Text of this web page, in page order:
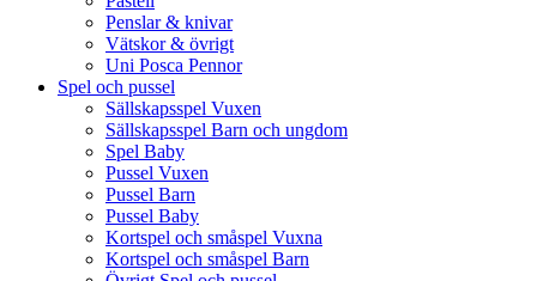
Penslar & knivar
Vätskor & övrigt
Uni Posca Pennor
Spel och pussel
Sällskapsspel Vuxen
Sällskapsspel Barn och ungdom
Spel Baby
Pussel Vuxen
Pussel Barn
Pussel Baby
Kortspel och småspel Vuxna
Kortspel och småspel Barn